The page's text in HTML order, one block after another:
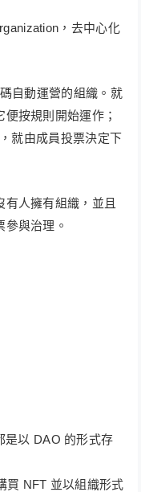
，去中心化
自動運營的組織。就
按規則開始運作；
就由成員投票決定下
人擁有組織，並且
與治理。
是以 DAO 的形式存
買 NFT 並以組織形式